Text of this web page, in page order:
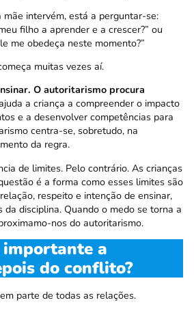
mãe intervém, está a perguntar-se:
filho a aprender e a crescer?” ou
me obedeça neste momento?”
muitas vezes aí.
O autoritarismo procura
a criança a compreender o impacto
e a desenvolver competências para
centra-se, sobretudo, na
da regra.
de limites. Pelo contrário. As crianças
é a forma como esses limites são
respeito e intenção de ensinar,
da disciplina. Quando o medo se torna a
nos do autoritarismo.
importante a
do conflito?
parte de todas as relações.